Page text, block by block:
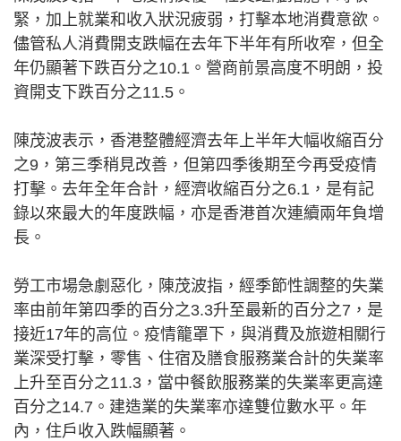
緊，加上就業和收入狀況疲弱，打擊本地消費意欲。
儘管私人消費開支跌幅在去年下半年有所收窄，但全
年仍顯著下跌百分之10.1。營商前景高度不明朗，投
資開支下跌百分之11.5。
陳茂波表示，香港整體經濟去年上半年大幅收縮百分
之9，第三季稍見改善，但第四季後期至今再受疫情
打擊。去年全年合計，經濟收縮百分之6.1，是有記
錄以來最大的年度跌幅，亦是香港首次連續兩年負增
長。
勞工市場急劇惡化，陳茂波指，經季節性調整的失業
率由前年第四季的百分之3.3升至最新的百分之7，是
接近17年的高位。疫情籠罩下，與消費及旅遊相關行
業深受打擊，零售、住宿及膳食服務業合計的失業率
上升至百分之11.3，當中餐飲服務業的失業率更高達
百分之14.7。建造業的失業率亦達雙位數水平。年
內，住戶收入跌幅顯著。